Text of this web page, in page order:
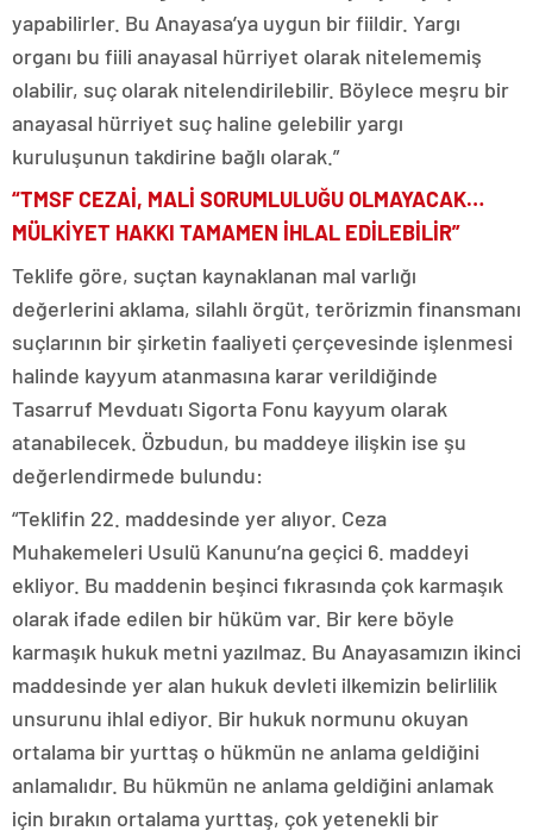
yapabilirler. Bu Anayasa’ya uygun bir fiildir. Yargı
organı bu fiili anayasal hürriyet olarak nitelememiş
olabilir, suç olarak nitelendirilebilir. Böylece meşru bir
anayasal hürriyet suç haline gelebilir yargı
kuruluşunun takdirine bağlı olarak.”
“TMSF CEZAİ, MALİ SORUMLULUĞU OLMAYACAK…
MÜLKİYET HAKKI TAMAMEN İHLAL EDİLEBİLİR”
Teklife göre, suçtan kaynaklanan mal varlığı
değerlerini aklama, silahlı örgüt, terörizmin finansmanı
suçlarının bir şirketin faaliyeti çerçevesinde işlenmesi
halinde kayyum atanmasına karar verildiğinde
Tasarruf Mevduatı Sigorta Fonu kayyum olarak
atanabilecek. Özbudun, bu maddeye ilişkin ise şu
değerlendirmede bulundu:
“Teklifin 22. maddesinde yer alıyor. Ceza
Muhakemeleri Usulü Kanunu’na geçici 6. maddeyi
ekliyor. Bu maddenin beşinci fıkrasında çok karmaşık
olarak ifade edilen bir hüküm var. Bir kere böyle
karmaşık hukuk metni yazılmaz. Bu Anayasamızın ikinci
maddesinde yer alan hukuk devleti ilkemizin belirlilik
unsurunu ihlal ediyor. Bir hukuk normunu okuyan
ortalama bir yurttaş o hükmün ne anlama geldiğini
anlamalıdır. Bu hükmün ne anlama geldiğini anlamak
için bırakın ortalama yurttaş, çok yetenekli bir